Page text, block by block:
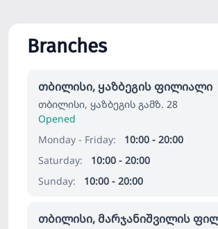
Branches
თბილისი, ყაზბეგის ფილიალი
თბილისი, ყაზბეგის გამზ. 28
Opened
Monday - Friday:
10:00 - 20:00
Saturday:
10:00 - 20:00
Sunday:
10:00 - 20:00
თბილისი, მარჯანიშვილის